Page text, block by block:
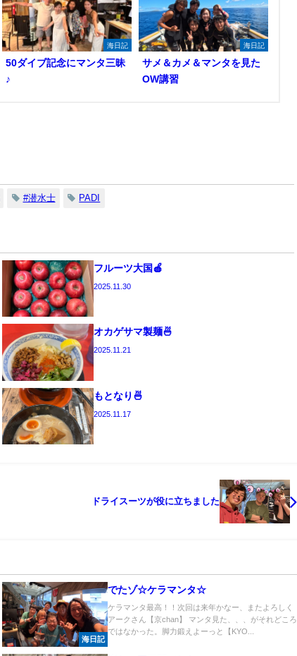
海日記
50ダイブ記念にマンタ三昧
♪
海日記
サメ＆カメ＆マンタを見た
OW講習
#潜水士 PADI
フルーツ大国🍎
2025.11.30
オカゲサマ製麺🍜
2025.11.21
もとなり🍜
2025.11.17
ドライスーツが役に立ちました
海日記
でたゾ☆ケラマンタ☆
ケラマンタ最高！！次回は来年かなー、またよろしく
アークさん【京chan】 マンタ見た、、、がそれどころ
ではなかった。脚力鍛えよーっと【KYO...